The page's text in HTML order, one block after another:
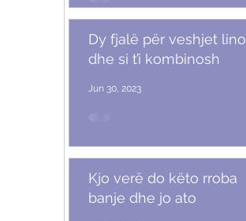
Dy fjalë për veshjet lino
dhe si t’i kombinosh
Jun 30, 2023
Kjo verë do këto rroba
banje dhe jo ato